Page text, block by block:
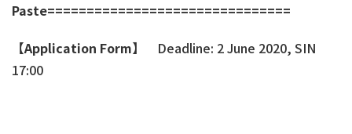
Paste===============================
【Application Form】 Deadline: 2 June 2020, SIN
17:00